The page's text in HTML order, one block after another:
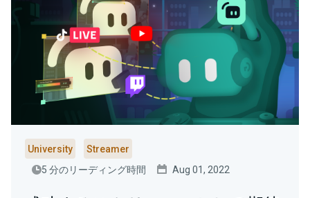
University
Streamer
5 分のリーディング時間
Aug 01, 2022